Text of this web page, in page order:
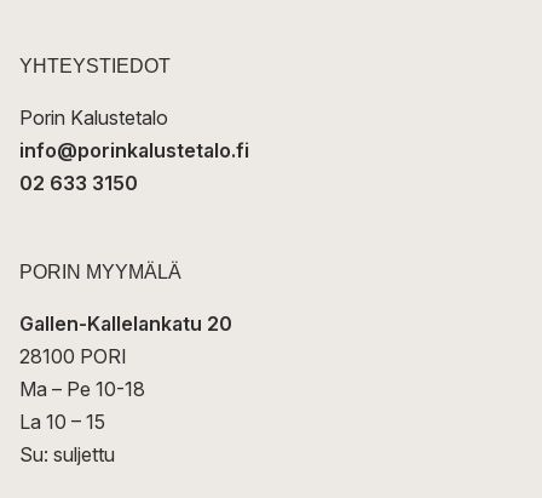
t
YHTEYSTIEDOT
Porin Kalustetalo
info@porinkalustetalo.fi
02 633 3150
PORIN MYYMÄLÄ
Gallen-Kallelankatu 20
28100 PORI
Ma – Pe 10-18
La 10 – 15
Su: suljettu